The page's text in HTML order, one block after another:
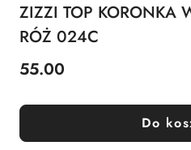
ZIZZI TOP KORONKA
RÓŻ 024C
Cena:
55.00
Do